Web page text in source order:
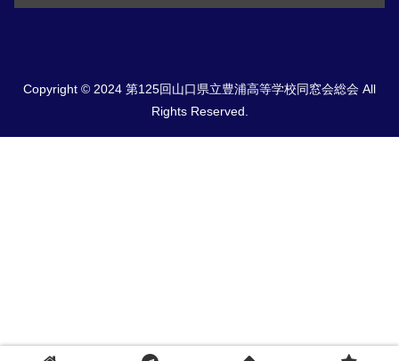
Copyright © 2024 第125回山口県立豊浦高等学校同窓会総会 All
Rights Reserved.